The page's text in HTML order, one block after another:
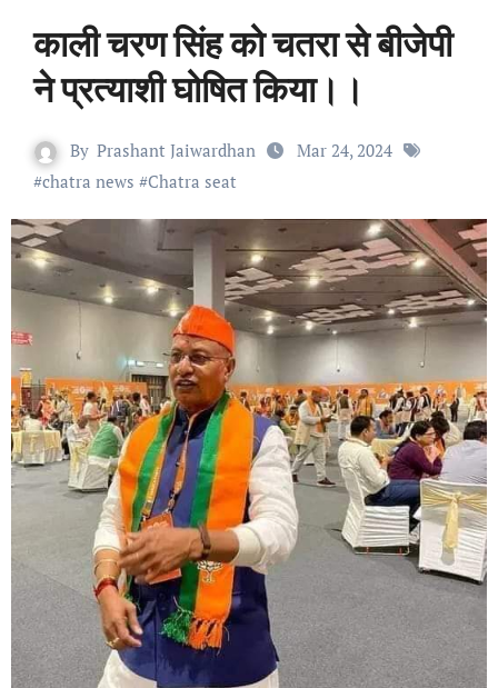
काली चरण सिंह को चतरा से बीजेपी
ने प्रत्याशी घोषित किया।।
By Prashant Jaiwardhan
Mar 24, 2024
#chatra news #Chatra seat